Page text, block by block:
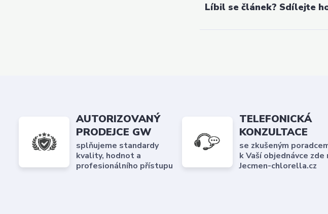
Líbil se článek? Sdílejte
AUTORIZOVANÝ
PRODEJCE GW
splňujeme standardy
kvality, hodnot a
profesionálního přístupu
TELEFONICKÁ
KONZULTACE
se zkušeným
k Vaší objednávce zde
Jecmen-chlorella.cz